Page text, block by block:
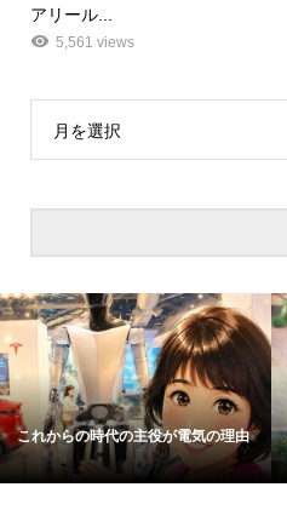
アリール...
5,561 views
月を選択
これからの時代の主役が電気の理由